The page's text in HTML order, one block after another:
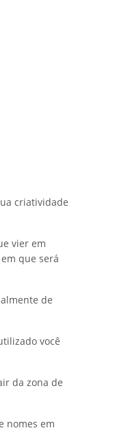
criatividade
vier em
que será
de
você
da zona de
nomes em